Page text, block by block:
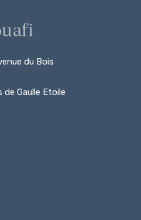
du Bois
Gaulle Etoile